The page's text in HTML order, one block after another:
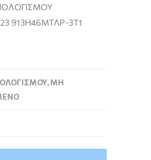
913Η46ΜΤΛΡ-3Τ1
,ΜΗ